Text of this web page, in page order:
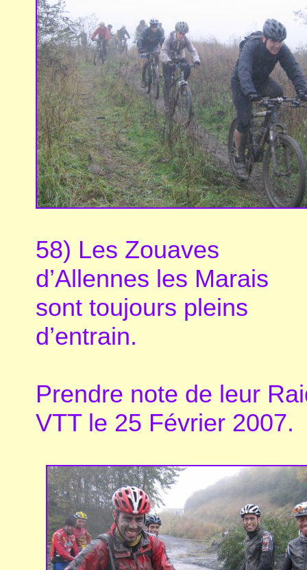
58) Les Zouaves
d’Allennes les Marais
sont toujours pleins
d’entrain.
Prendre note de leur
VTT le 25 Février 2007.